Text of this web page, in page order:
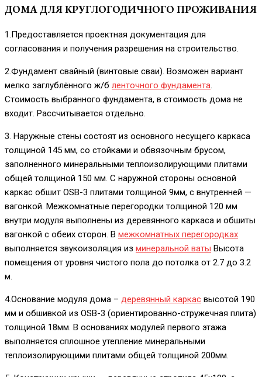
ДОМА ДЛЯ КРУГЛОГОДИЧНОГО ПРОЖИВАНИЯ
1.Предоставляется проектная документация для
согласования и получения разрешения на строительство.
2.Фундамент свайный (винтовые сваи). Возможен вариант
мелко заглублённого ж/б ленточного фундамента.
Стоимость выбранного фундамента, в стоимость дома не
входит. Рассчитывается отдельно.
3. Наружные стены состоят из основного несущего каркаса
толщиной 145 мм, со стойками и обвязочным брусом,
заполненного минеральными теплоизолирующими плитами
общей толщиной 150 мм. С наружной стороны основной
каркас обшит OSB-3 плитами толщиной 9мм, с внутренней —
вагонкой. Межкомнатные перегородки толщиной 120 мм
внутри модуля выполнены из деревянного каркаса и обшиты
вагонкой с обеих сторон. В межкомнатных перегородках
выполняется звукоизоляция из минеральной ваты Высота
помещения от уровня чистого пола до потолка от 2.7 до 3.2
м.
4.Основание модуля дома – деревянный каркас высотой 190
мм и обшивкой из OSB-3 (ориентированно-стружечная плита)
толщиной 18мм. В основаниях модулей первого этажа
выполняется сплошное утепление минеральными
теплоизолирующими плитами общей толщиной 200мм.